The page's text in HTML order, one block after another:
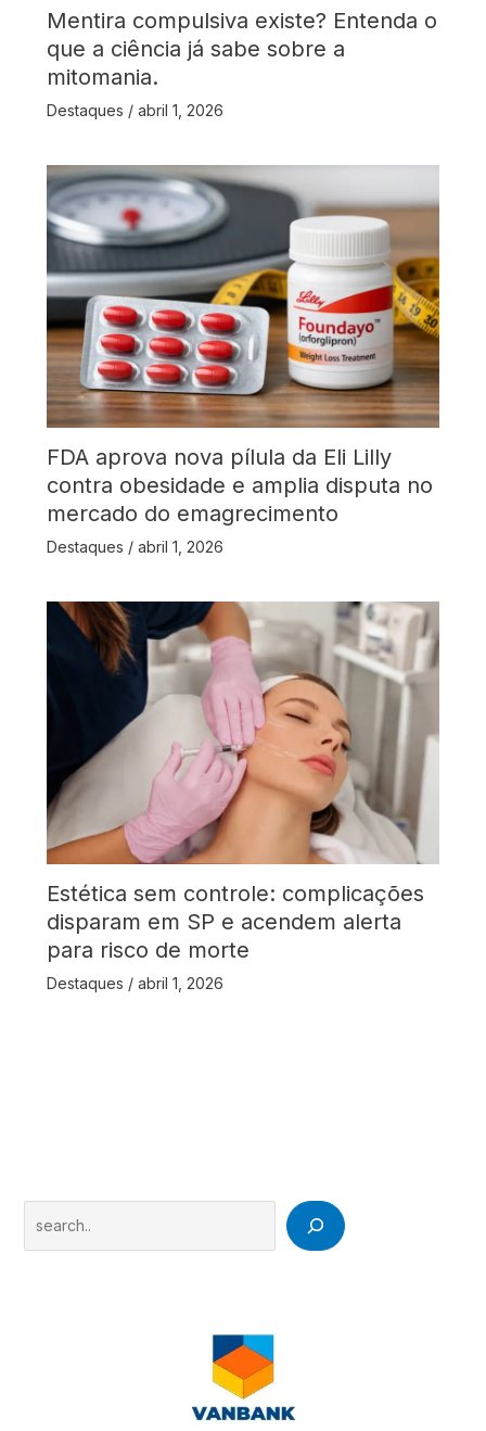
Mentira compulsiva existe? Entenda o
que a ciência já sabe sobre a
mitomania.
Destaques / abril 1, 2026
FDA aprova nova pílula da Eli Lilly
contra obesidade e amplia disputa no
mercado do emagrecimento
Destaques / abril 1, 2026
Estética sem controle: complicações
disparam em SP e acendem alerta
para risco de morte
Destaques / abril 1, 2026